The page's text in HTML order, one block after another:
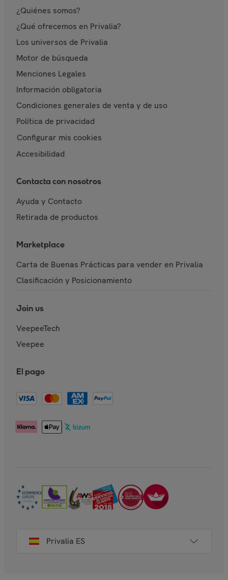
¿Quiénes somos?
¿Qué ofrecemos en Privalia?
Los universos de Privalia
Motor de búsqueda
Menciones Legales
Información obligatoria
Condiciones generales de venta y de uso
Política de privacidad
Configurar mis cookies
Accesibilidad
Contacta con nosotros
Ayuda y Contacto
Retirada de productos
Marketplace
Carta de Buenas Prácticas para vender en Privalia
Clasificación y Posicionamiento
Join us
VeepeeTech
Veepee
El pago
Privalia ES